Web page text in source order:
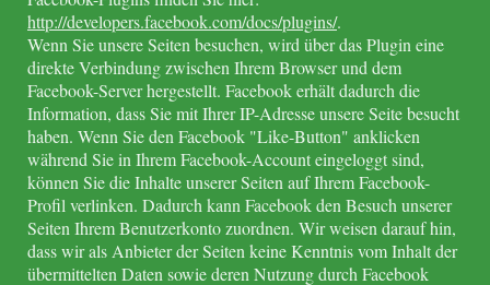
http://developers.facebook.com/docs/plugins/.
Wenn Sie unsere Seiten besuchen, wird über das Plugin eine
direkte Verbindung zwischen Ihrem Browser und dem
Facebook-Server hergestellt. Facebook erhält dadurch die
Information, dass Sie mit Ihrer IP-Adresse unsere Seite besucht
haben. Wenn Sie den Facebook "Like-Button" anklicken
während Sie in Ihrem Facebook-Account eingeloggt sind,
können Sie die Inhalte unserer Seiten auf Ihrem Facebook-
Profil verlinken. Dadurch kann Facebook den Besuch unserer
Seiten Ihrem Benutzerkonto zuordnen. Wir weisen darauf hin,
dass wir als Anbieter der Seiten keine Kenntnis vom Inhalt der
übermittelten Daten sowie deren Nutzung durch Facebook